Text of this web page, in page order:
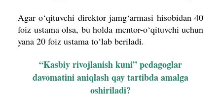
Agar o‘qituvchi direktor jamg‘armasi hisobidan 40
foiz ustama olsa, bu holda mentor-o‘qituvchi uchun
yana 20 foiz ustama to‘lab beriladi.
“Kasbiy rivojlanish kuni” pedagoglar
davomatini aniqlash qay tartibda amalga
oshiriladi?